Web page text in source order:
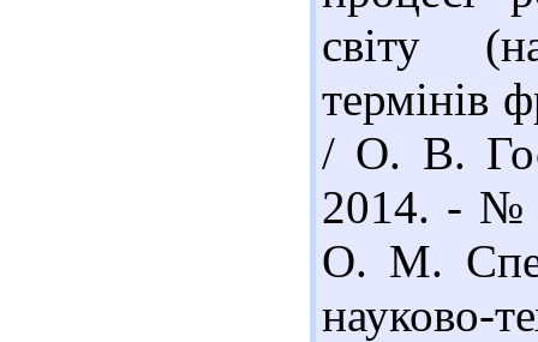
світу
термінів
/ О. В.
2014. - №
О. М.
науково-